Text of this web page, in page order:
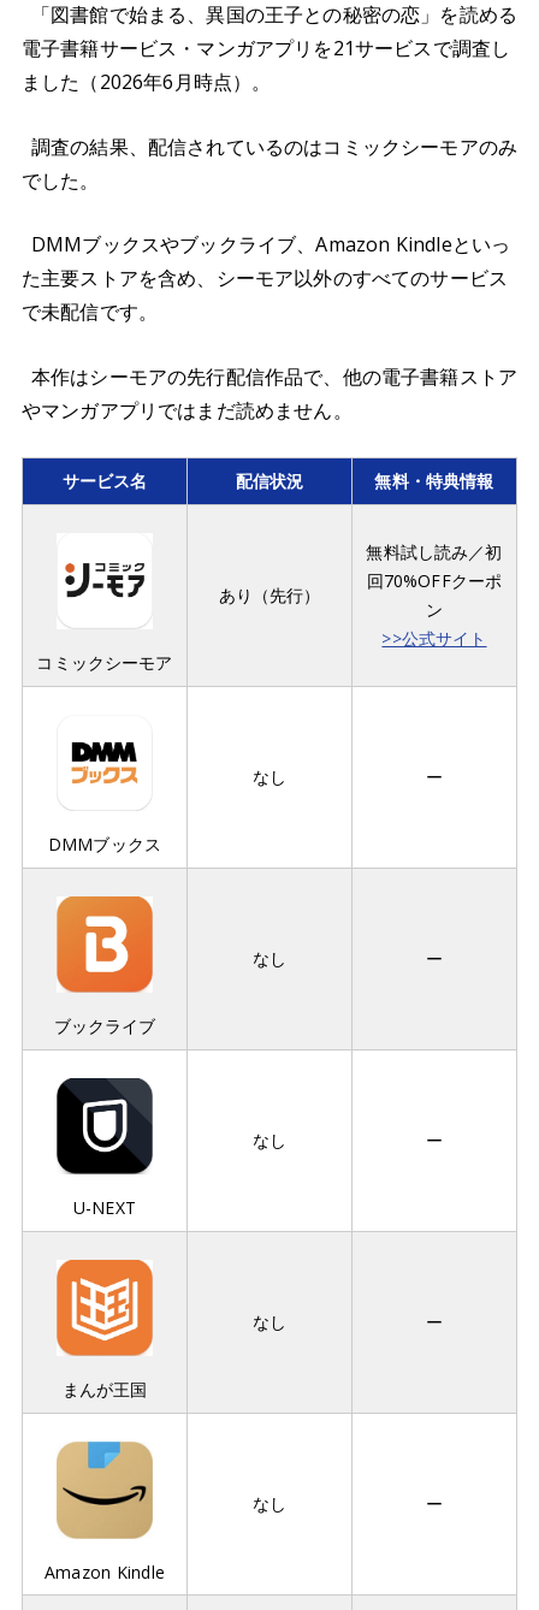
「図書館で始まる、異国の王子との秘密の恋」を読める
電子書籍サービス・マンガアプリを21サービスで調査し
ました（2026年6月時点）。
調査の結果、配信されているのはコミックシーモアのみ
でした。
DMMブックスやブックライブ、Amazon Kindleといっ
た主要ストアを含め、シーモア以外のすべてのサービス
で未配信です。
本作はシーモアの先行配信作品で、他の電子書籍ストア
やマンガアプリではまだ読めません。
サービス名 配信状況 無料・特典情報
コミックシーモア
あり（先行）
無料試し読み／初
回70%OFFクーポ
ン
>>公式サイト
DMMブックス
なし ー
ブックライブ
なし ー
U-NEXT
なし ー
まんが王国
なし ー
Amazon Kindle
なし ー